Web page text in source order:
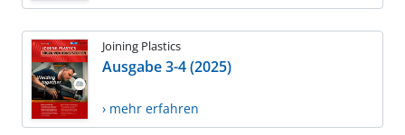
Joining Plastics
Ausgabe 3-4 (2025)
› mehr erfahren